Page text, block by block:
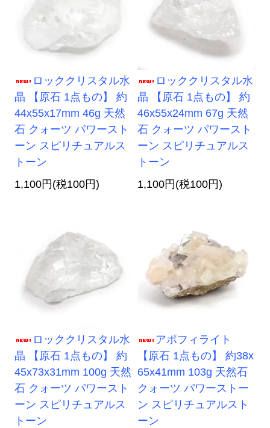
ロッククリスタル水
晶 【原石 1点もの】 約
44x55x17mm 46g 天然
石 クォーツ パワースト
ーン スピリチュアルス
トーン
1,100円(税100円)
ロッククリスタル水
晶 【原石 1点もの】 約
46x55x24mm 67g 天然
石 クォーツ パワースト
ーン スピリチュアルス
トーン
1,100円(税100円)
ロッククリスタル水
晶 【原石 1点もの】 約
45x73x31mm 100g 天然
石 クォーツ パワースト
ーン スピリチュアルス
トーン
アポフィライト
【原石 1点もの】 約38x
65x41mm 103g 天然石
クォーツ パワーストー
ン スピリチュアルスト
ーン